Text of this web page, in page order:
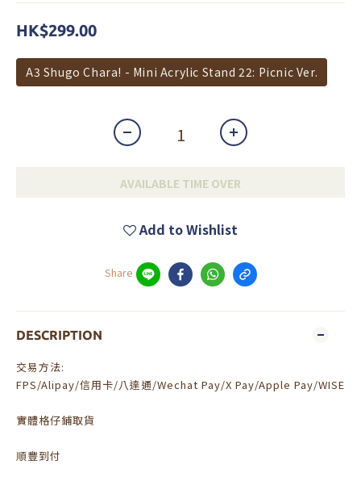
HK$299.00
A3 Shugo Chara! - Mini Acrylic Stand 22: Picnic Ver.
AVAILABLE TIME OVER
Add to Wishlist
Share
DESCRIPTION
交易方法:
FPS/Alipay/信用卡/八達通/Wechat Pay/X Pay/Apple Pay/WISE
實體格仔鋪取貨
順豐到付